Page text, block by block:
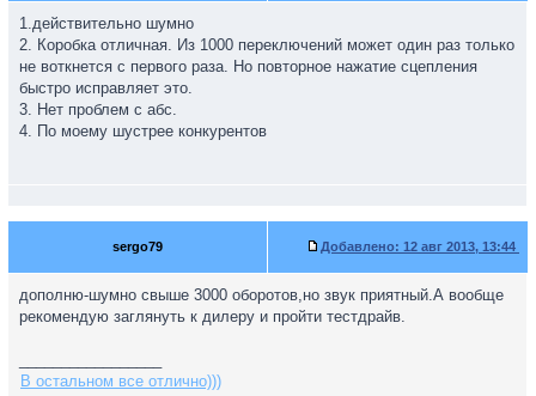
1.действительно шумно
2. Коробка отличная. Из 1000 переключений может один раз только
не воткнется с первого раза. Но повторное нажатие сцепления
быстро исправляет это.
3. Нет проблем с абс.
4. По моему шустрее конкурентов
sergo79 Добавлено: 12 авг 2013, 13:44
дополню-шумно свыше 3000 оборотов,но звук приятный.А вообще
рекомендую заглянуть к дилеру и пройти тестдрайв.
В остальном все отлично)))